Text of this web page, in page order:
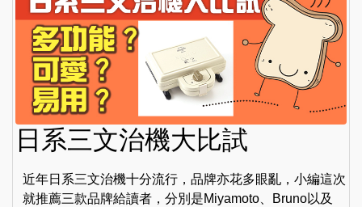
日系三文治機大比試
近年日系三文治機十分流行，品牌亦花多眼亂，小編這次
就推薦三款品牌給讀者，分別是Miyamoto、Bruno以及